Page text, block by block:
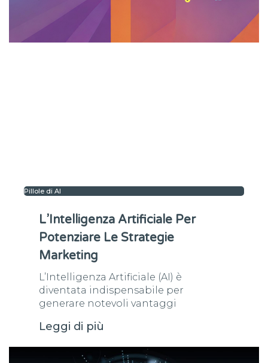
Pillole di AI
L’Intelligenza Artificiale Per
Potenziare Le Strategie
Marketing
L’Intelligenza Artificiale (AI) è
diventata indispensabile per
generare notevoli vantaggi
Leggi di più